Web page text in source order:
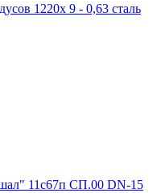
1220х 9 - 0,63 сталь
11с67п СП.00 DN-15